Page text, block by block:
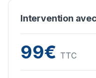
Intervention
99€ TTC